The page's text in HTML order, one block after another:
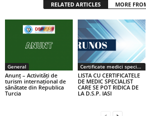
RELATED ARTICLES MORE
General
Anunț – Activități de
turism internațional de
sănătate din Republica
Turcia
Certificate medici specialiști / primari
LISTA CU CERTIFICATELE
DE MEDIC SPECIALIST
CARE SE POT RIDICA DE
LA D.S.P. IASI